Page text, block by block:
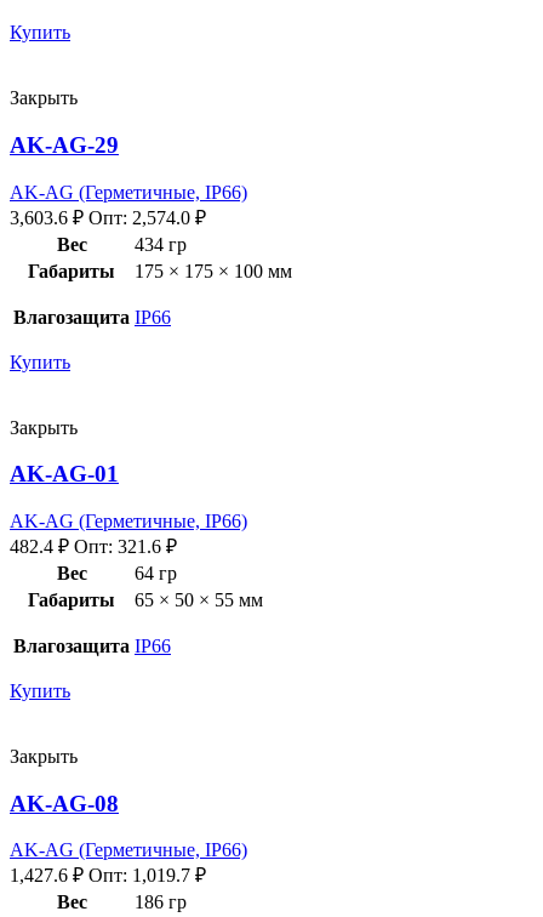
Купить
Закрыть
AK-AG-29
AK-AG (Герметичные, IP66)
3,603.6 ₽ Опт: 2,574.0 ₽
Вес
434 гр
Габариты
175 × 175 × 100 мм
Влагозащита IP66
Купить
Закрыть
AK-AG-01
AK-AG (Герметичные, IP66)
482.4 ₽ Опт: 321.6 ₽
Вес
64 гр
Габариты
65 × 50 × 55 мм
Влагозащита IP66
Купить
Закрыть
AK-AG-08
AK-AG (Герметичные, IP66)
1,427.6 ₽ Опт: 1,019.7 ₽
Вес
186 гр